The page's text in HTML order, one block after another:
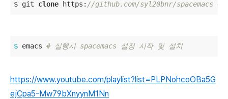
$ git clone https: //github.com/syl20bnr/spacemacs ~/
$ emacs # 실행시 spacemacs 설정 시작 및 설치
https://www.youtube.com/playlist?list=PLPNohcoOBa5G
ejCpa5-Mw79bXnyynM1Nn